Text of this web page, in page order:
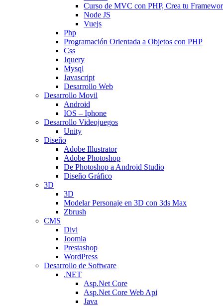
Curso de MVC con PHP, Crea tu
Node JS
Vuejs
Php
Programación Orientada a Objetos con PHP
Css
Jquery
Mysql
Javascript
Desarrollo Web
Desarrollo Movil
Android
IOS – Iphone
Desarrollo Videojuegos
Unity
Diseño
Adobe Illustrator
Adobe Photoshop
De Photoshop a Android Studio
Diseño Gráfico
3D
3D
Modelar Personaje en 3D con 3ds Max
Zbrush
CMS
Divi
Joomla
Prestashop
WordPress
Desarrollo de Software
.NET
Asp.Net Core
Asp.Net Core Web Api
Java